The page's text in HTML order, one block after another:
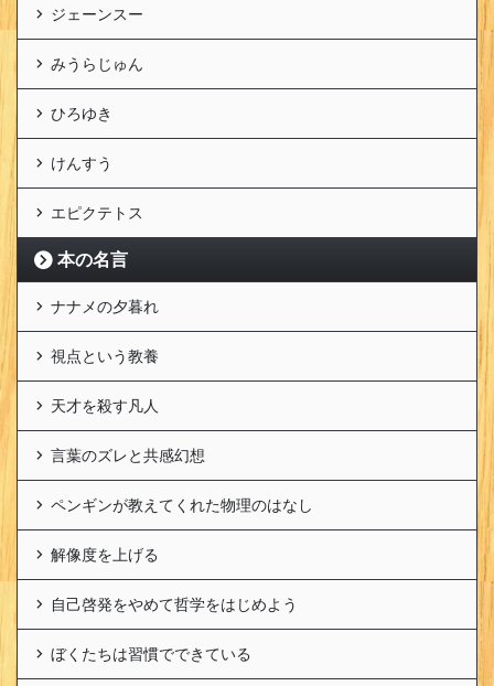
ジェーンスー
みうらじゅん
ひろゆき
けんすう
エピクテトス
本の名言
ナナメの夕暮れ
視点という教養
天才を殺す凡人
言葉のズレと共感幻想
ペンギンが教えてくれた物理のはなし
解像度を上げる
自己啓発をやめて哲学をはじめよう
ぼくたちは習慣でできている